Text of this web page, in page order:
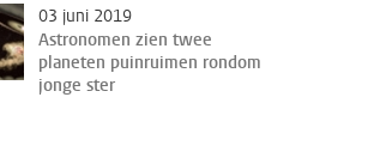
03 juni 2019
Astronomen zien twee
planeten puinruimen rondom
jonge ster